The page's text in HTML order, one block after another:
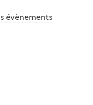
évènements